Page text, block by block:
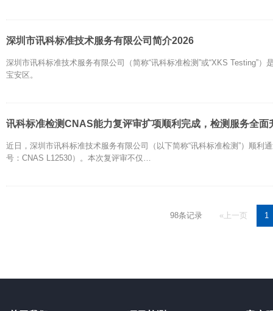
深圳市讯科标准技术服务有限公司简介2026
深圳市讯科标准技术服务有限公司（简称“讯科标准检测”或“XKS Testing”
宝安区。
讯科标准检测CNAS能力复评审扩项顺利完成，检测服务全面
近日，深圳市讯科标准技术服务有限公司（以下简称“讯科标准检测”）顺
号：CNAS L12530）。本次复评审不仅…
98条记录 «上一页 1